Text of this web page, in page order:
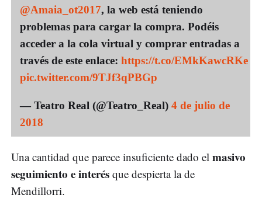
@Amaia_ot2017, la web está teniendo
problemas para cargar la compra. Podéis
acceder a la cola virtual y comprar entradas a
través de este enlace: https://t.co/EMkKawcRKe
pic.twitter.com/9TJf3qPBGp
— Teatro Real (@Teatro_Real) 4 de julio de
2018
Una cantidad que parece insuficiente dado el masivo
seguimiento e interés que despierta la de
Mendillorri.